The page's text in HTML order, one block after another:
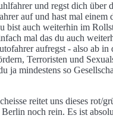
und regst dich über
auf und hast mal einem
bist auch weiterhin im
mal das du auch
aufregst - also ab
Terroristen und
ja mindestens so
reitet uns dieses rot/
noch rein. Es ist